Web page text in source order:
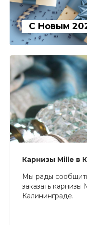
С Новым
Карнизы Mille в
Мы рады
заказать карнизы
Калининграде.